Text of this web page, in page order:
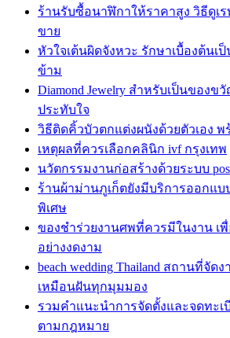
ร้านรับซื้อนาฬิกาให้ราคาสูง วิธีดูเ
ขาย
หัวใจเต้นผิดจังหวะ รักษาเบื้องต้นเ
ข้าม
Diamond Jewelry สำหรับเป็นของข
ประทับใจ
วิธีติดคิ้วบัวตกแต่งผนังด้วยตัวเอง
เหตุผลที่ควรเลือกคลินิก ivf กรุงเทพ
นวัตกรรมงานก่อสร้างด้วยระบบ post
ร้านผ้าม่านภูเก็ตยังมีบริการออกแ
พิเศษ
ของชำร่วยงานศพที่ควรมีในงาน เ
อย่างงดงาม
beach wedding Thailand สถานที่จัด
เหมือนฝันทุกมุมมอง
รวมคำแนะนำการจัดตั้งและจดทะ
ตามกฎหมาย